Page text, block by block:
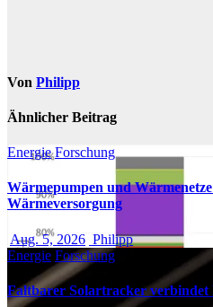
Von Philipp
Ähnlicher Beitrag
Energie Forschung
Wärmepumpen und
Wärmeversorgung
Aug. 5, 2026 Philipp
Energie Forschung
Faltbarer Solartracker